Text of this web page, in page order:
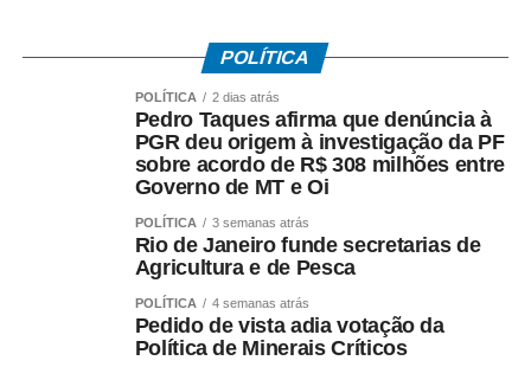
da Flisamba, basta acessar osite do evento
*Com supervisão de Ana Lúcia Caldas
Fonte: EBC Cultura
COMENTE ABAIXO:
WhatsApp
Facebook
Twitter
Messenger
LinkedIn
Share
POLÍTICA
POLÍTICA 2 dias atrás
Pedro Taques afirma que denúncia à
PGR deu origem à investigação da PF
sobre acordo de R$ 308 milhões entre
Governo de MT e Oi
POLÍTICA 3 semanas atrás
Rio de Janeiro funde secretarias de
Agricultura e de Pesca
POLÍTICA 4 semanas atrás
Pedido de vista adia votação da
Política de Minerais Críticos